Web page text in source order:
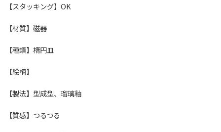
【スタッキング】OK
【材質】磁器
【種類】楕円皿
【絵柄】
【製法】型成型、瑠璃釉
【質感】つるつる